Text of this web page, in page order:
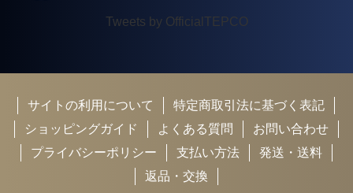
Tweets by OfficialTEPCO
サイトの利用について
特定商取引法に基づく表記
ショッピングガイド
よくある質問
お問い合わせ
プライバシーポリシー
支払い方法
発送・送料
返品・交換